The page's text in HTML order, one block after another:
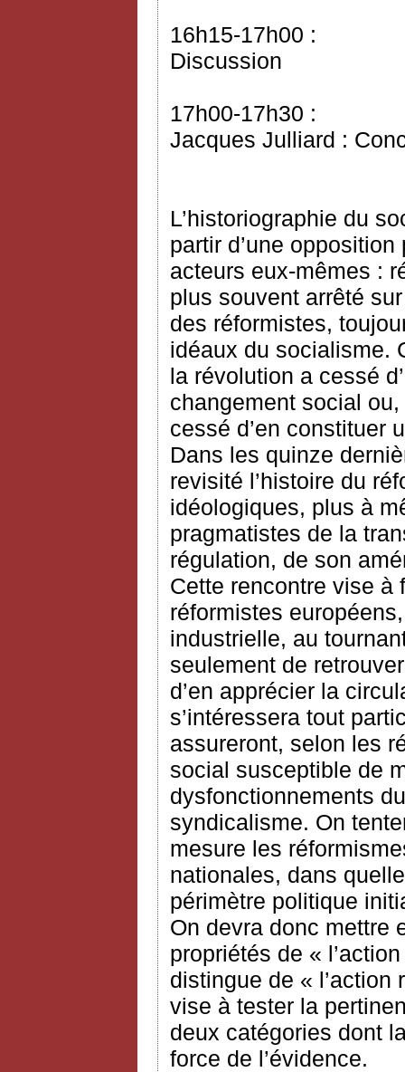
16h15-17h00 :
Discussion
17h00-17h30 :
Jacques Julliard :
L’historiographie du
partir d’une
acteurs eux-mêmes :
plus souvent arrêté
des réformistes,
idéaux du socialisme.
la révolution a cessé
changement social
cessé d’en constituer
Dans les quinze
revisité l’histoire du
idéologiques, plus à
pragmatistes de la
régulation, de son
Cette rencontre vise à
réformistes
industrielle, au
seulement de
d’en apprécier la
s’intéressera tout
assureront, selon les
social susceptible de
dysfonctionnements
syndicalisme. On
mesure les
nationales, dans
périmètre politique
On devra donc mettre
propriétés de «
distingue de «
vise à tester la
deux catégories dont
force de l’évidence.